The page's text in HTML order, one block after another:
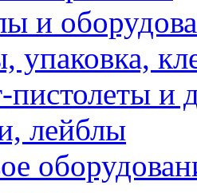
и
упаковка,
пистолеты и
лейблы